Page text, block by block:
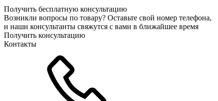
Получить бесплатную консультацию
Возникли вопросы по товару? Оставьте свой номер телефона,
и наши консультанты свяжутся с вами в ближайшее время
Получить консультацию
Контакты